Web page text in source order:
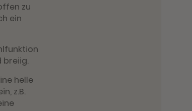
zu
ein
breiig.
helle
z.B.